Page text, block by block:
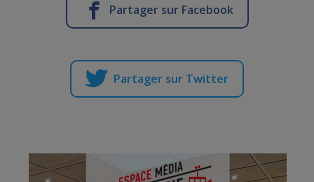
Partager sur Facebook
Partager sur Twitter